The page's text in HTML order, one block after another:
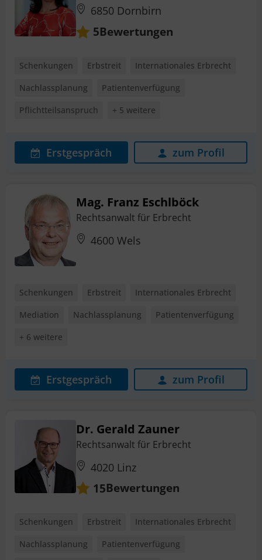
6850 Dornbirn
5Bewertungen
Schenkungen Erbstreit
Internationales Erbrecht
Nachlassplanung
Patientenverfügung
Pflichtteilsanspruch
+ 5 weitere
Erstgespräch zum Profil
Mag. Franz Eschlböck
Rechtsanwalt für Erbrecht
4600 Wels
Schenkungen Erbstreit
Internationales Erbrecht
Mediation
Nachlassplanung
Patientenverfügung
+ 6 weitere
Erstgespräch zum Profil
Dr. Gerald Zauner
Rechtsanwalt für Erbrecht
4020 Linz
15Bewertungen
Schenkungen Erbstreit
Internationales Erbrecht
Nachlassplanung
Patientenverfügung